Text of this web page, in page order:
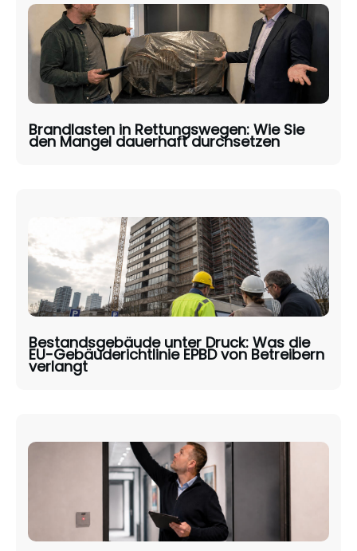
Brandlasten in Rettungswegen: Wie Sie
den Mangel dauerhaft durchsetzen
Bestandsgebäude unter Druck: Was die
EU-Gebäuderichtlinie EPBD von Betreibern
verlangt